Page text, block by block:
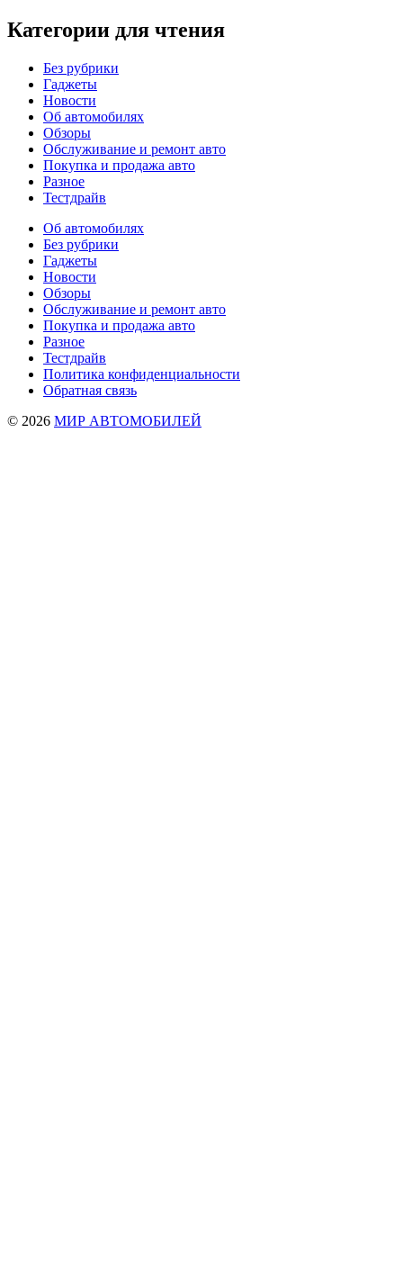
Категории для чтения
Без рубрики
Гаджеты
Новости
Об автомобилях
Обзоры
Обслуживание и ремонт авто
Покупка и продажа авто
Разное
Тестдрайв
Об автомобилях
Без рубрики
Гаджеты
Новости
Обзоры
Обслуживание и ремонт авто
Покупка и продажа авто
Разное
Тестдрайв
Политика конфиденциальности
Обратная связь
© 2026 МИР АВТОМОБИЛЕЙ